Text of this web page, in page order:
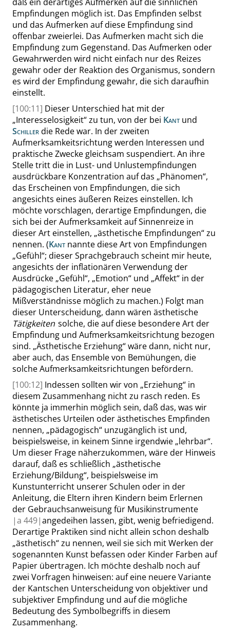
Empfindungen möglich ist. Das Empfinden selbst
und das Aufmerken auf diese Empfindungsind
offenbar zweierlei. Das Aufmerken macht sich die
Empfindung zum Gegenstand. Das Aufmerken oder
Gewahrwerden wird nicht einfach nur des Reizes
gewahr oder der Reaktion des Organismus, sondern
es wird der Empfindung gewahr, die sich daraufhin
einstellt.
[100:11] Dieser Unterschied hat mit der
„Interesselosigkeit“zu tun, von der bei Kant und
Schillerdie Rede war. In der zweiten
Aufmerksamkeitsrichtung werden Interessen und
praktische Zwecke gleichsam suspendiert. An ihre
Stelle tritt die in Lust- und Unlustempfindungen
ausdrückbare Konzentration auf das „Phänomen“,
das Erscheinen von Empfindungen, die sich
angesichts eines äußeren Reizes einstellen. Ich
möchte vorschlagen, derartige Empfindungen, die
sich bei der Aufmerksamkeit auf Sinnenreize in
dieser Art einstellen, „ästhetische Empfindungen“zu
nennen. (Kant nannte diese Art von Empfindungen
„Gefühl“; dieser Sprachgebrauch scheint mir heute,
angesichts der inflationären Verwendung der
Ausdrücke „Gefühl“, „Emotion“ und „Affekt“ in der
pädagogischen Literatur, eher neue
Mißverständnisse möglich zu machen.) Folgt man
dieser Unterscheidung, dann wären ästhetische
Tätigkeiten solche, die auf diese besondere Art der
Empfindung und Aufmerksamkeitsrichtung bezogen
sind. „Ästhetische Erziehung“wäre dann, nicht nur,
aber auch, das Ensemblevon Bemühungen, die
solcheAufmerksamkeitsrichtungen befördern.
[100:12] Indessen sollten wir von „Erziehung“ in
diesem Zusammenhang nicht zu rasch reden. Es
könnte ja immerhin möglich sein, daß das, was wir
ästhetisches Urteilen oder ästhetisches Empfinden
nennen, „pädagogisch“ unzugänglich ist und,
beispielsweise, in keinem Sinne irgendwie „lehrbar“.
Um dieser Frage näherzukommen, wäre der Hinweis
darauf, daß es schließlich „ästhetische
Erziehung/Bildung“, beispielsweise im
Kunstunterricht unserer Schulen oder in der
Anleitung, die Eltern ihren Kindern beim Erlernen
der Gebrauchsanweisung für Musikinstrumente
|a 449|angedeihen lassen, gibt, wenig befriedigend.
Derartige Praktiken sind nicht allein schon deshalb
„ästhetisch“zu nennen, weil sie sich mit Werken der
sogenannten Kunst befassen oder Kinder Farben auf
Papier übertragen. Ich möchte deshalb noch auf
zwei Vorfragen hinweisen: auf eine neuere Variante
der Kantschen Unterscheidung von objektiver und
subjektiver Empfindung und auf die mögliche
Bedeutung des Symbolbegriffs in diesem
Zusammenhang.